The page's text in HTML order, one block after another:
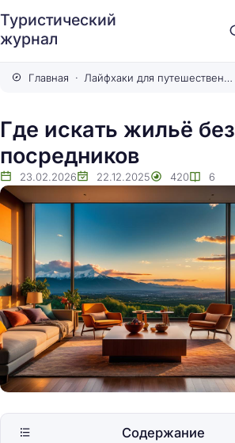
Туристический
журнал
Главная Лайфхаки для путешественников
Где искать жильё без
посредников
23.02.2026 22.12.2025 420 6
Содержание